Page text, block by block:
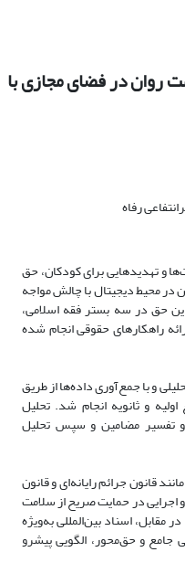
روان در فضای مجازی با
رفاه
و تهدیدهایی برای کودکان، حق
در محیط دیجیتال با چالش مواجه
حق در سه بستر فقه اسلامی،
راهکارهای حقوقی انجام شده
و با جمع‌آوری داده‌ها از طریق
اولیه و ثانویه انجام شد. تحلیل
و تفسیر مضامین و سپس تحلیل
قانون جرائم رایانه‌ای و قانون
و اجرایی در حمایت صریح از سلامت
اسناد بین‌المللی به‌ویژه
جامع و حق‌محور، الگویی پیشرو